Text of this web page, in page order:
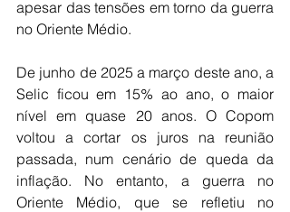
apesar das tensões em torno da guerra
no Oriente Médio.
De junho de 2025 a março deste ano, a
Selic ficou em 15% ao ano, o maior
nível em quase 20 anos. O Copom
voltou a cortar os juros na reunião
passada, num cenário de queda da
inflação. No entanto, a guerra no
Oriente Médio, que se refletiu no